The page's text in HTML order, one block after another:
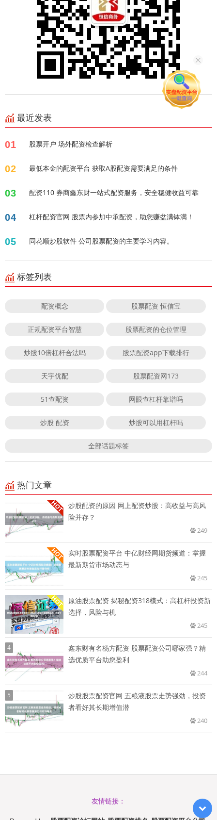
最近发表
01 股票开户 场外配资检查解析
02 最低本金的配资平台 获取A股配资需要满足的条件
03 配资110 券商鑫东财一站式配资服务，安全稳健收益可靠
04 杠杆配资官网 股票内参加中承配资，助您赚盆满钵满！
05 同花顺炒股软件 公司股票配资的主要学习内容。
标签列表
配资概念 股票配资 恒信宝
正规配资平台智慧 股票配资的仓位管理
炒股10倍杠杆合法吗 股票配资app下载排行
天宇优配 股票配资网173
51查配资 网眼查杠杆靠谱吗
炒股 配资 炒股可以用杠杆吗
全部话题标签
热门文章
炒股配资的原因 网上配资炒股：高收益与高风
险并存？
249
实时股票配资平台 中亿财经网期货频道：掌握
最新期货市场动态与
245
原油股票配资 揭秘配资318模式：高杠杆投资新
选择，风险与机
245
4
鑫东财有名杨方配资 股票配资公司哪家强？精
选优质平台助您盈利
244
5
炒股股票配资官网 五粮液股票走势强劲，投资
者看好其长期增值潜
240
友情链接：